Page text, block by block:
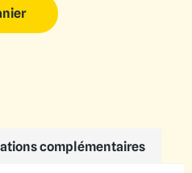
complémentaires